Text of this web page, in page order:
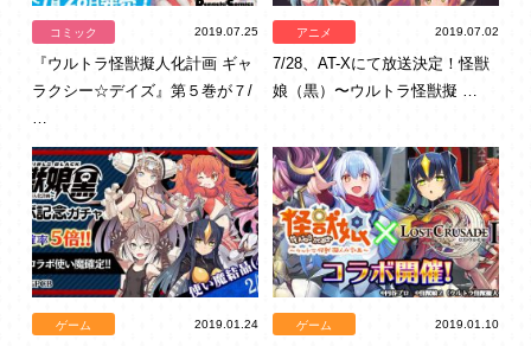
コミック 2019.07.25
『ウルトラ怪獣擬人化計画 ギャ
ラクシー☆デイズ』第５巻が７/
…
アニメ 2019.07.02
7/28、AT-Xにて放送決定！怪獣
娘（黒）〜ウルトラ怪獣擬 …
ゲーム 2019.01.24 ゲーム 2019.01.10